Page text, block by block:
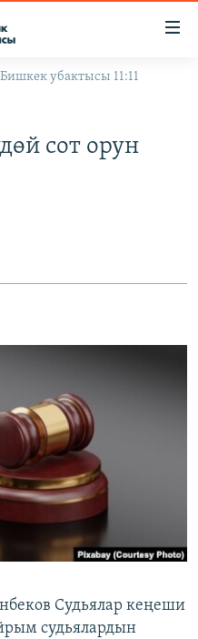
убактысы 11:11
сот орун
Судьялар кеңеши
судьялардын